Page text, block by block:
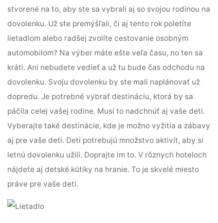
stvorené na to, aby ste sa vybrali aj so svojou rodinou na
dovolenku. Už ste premýšľali, či aj tento rok poletíte
lietadlom alebo radšej zvolíte cestovanie osobným
automobilom? Na výber máte ešte veľa času, no ten sa
kráti. Ani nebudete vedieť a už tu bude čas odchodu na
dovolenku. Svoju dovolenku by ste mali naplánovať už
dopredu. Je potrebné vybrať destináciu, ktorá by sa
páčila celej vašej rodine. Musí to nadchnúť aj vaše deti.
Vyberajte také destinácie, kde je možno vyžitia a zábavy
aj pre vaše deti. Deti potrebujú množstvo aktivít, aby si
letnú dovolenku užili. Doprajte im to. V rôznych hoteloch
nájdete aj detské kútiky na hranie. To je skvelé miesto
práve pre vaše deti.